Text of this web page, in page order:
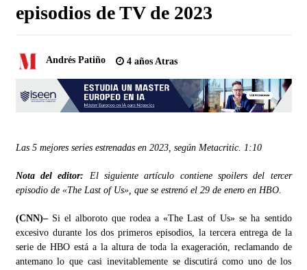
episodios de TV de 2023
Andrés Patiño 4 años Atras
Las 5 mejores series estrenadas en 2023, según Metacritic. 1:10
Nota del editor: El siguiente artículo contiene spoilers del tercer
episodio de «The Last of Us», que se estrenó el 29 de enero en HBO.
(CNN)–Si el alboroto que rodea a «The Last of Us» se ha sentido
excesivo durante los dos primeros episodios, la tercera entrega de la
serie de HBO está a la altura de toda la exageración, reclamando de
antemano lo que casi inevitablemente se discutirá como uno de los